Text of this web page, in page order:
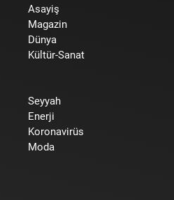
Asayiş
Magazin
Dünya
Kültür-Sanat
Seyyah
Enerji
Koronavirüs
Moda